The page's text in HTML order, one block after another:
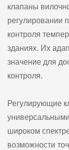
клапаны
регулировании
контроля
зданиях. Их
значение для
контроля.
Регулирующие
широком
возможности